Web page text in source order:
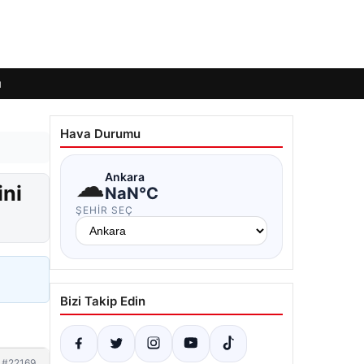
Hava Durumu
☁Ankara
NaN°C
ŞEHIR SEÇ
Bizi Takip Edin